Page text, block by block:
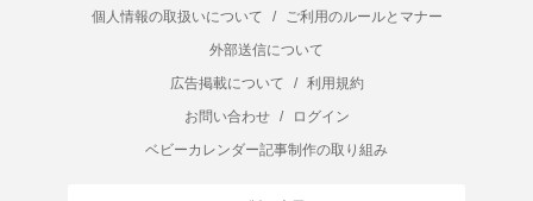
個人情報の取扱いについて
/
ご利用のルールとマナー
外部送信について
広告掲載について
/
利用規約
お問い合わせ
/
ログイン
ベビーカレンダー記事制作の取り組み